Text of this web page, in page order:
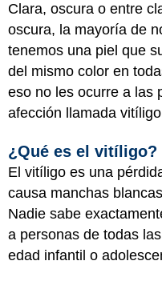
Clara, oscura o entre
oscura, la mayoría de
tenemos una piel que
del mismo color en
eso no les ocurre a las
afección llamada
¿Qué es el vitíligo?
El vitíligo es una
causa manchas
Nadie sabe
a personas de todas
edad infantil o